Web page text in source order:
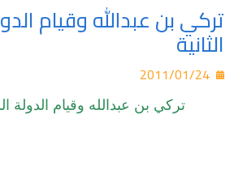
تركي بن عبدالله وقيام
الثانية
تركي بن عبدالله وقيام الدولة